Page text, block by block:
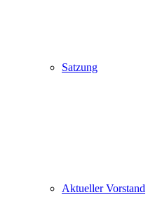
Satzung
Aktueller Vorstand